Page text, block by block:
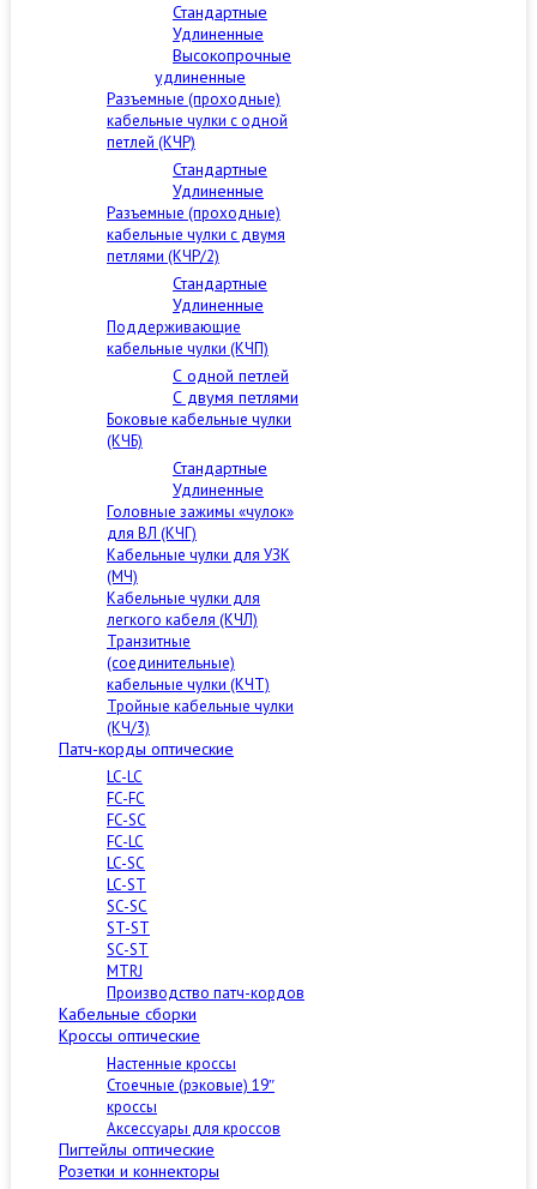
Стандартные
Удлиненные
Высокопрочные
удлиненные
Разъемные (проходные)
кабельные чулки с одной
петлей (КЧР)
Стандартные
Удлиненные
Разъемные (проходные)
кабельные чулки с двумя
петлями (КЧР/2)
Стандартные
Удлиненные
Поддерживающие
кабельные чулки (КЧП)
С одной петлей
С двумя петлями
Боковые кабельные чулки
(КЧБ)
Стандартные
Удлиненные
Головные зажимы «чулок»
для ВЛ (КЧГ)
Кабельные чулки для УЗК
(МЧ)
Кабельные чулки для
легкого кабеля (КЧЛ)
Транзитные
(соединительные)
кабельные чулки (КЧТ)
Тройные кабельные чулки
(КЧ/3)
Патч-корды оптические
LC-LC
FC-FC
FC-SC
FC-LC
LC-SC
LC-ST
SC-SC
ST-ST
SC-ST
MTRJ
Производство патч-кордов
Кабельные сборки
Кроссы оптические
Настенные кроссы
Стоечные (рэковые) 19″
кроссы
Аксессуары для кроссов
Пигтейлы оптические
Розетки и коннекторы